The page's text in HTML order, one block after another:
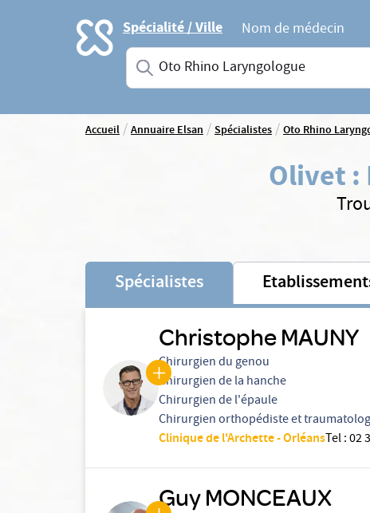
Accueil Spécialité / Ville
Nom de médecin
Saisissez une spécialité ou un service
Accueil/Annuaire Elsan/Spécialistes/Oto Rhino
Olivet :
Spécialistes
Christophe MAUNY
Chirurgien du genou
Chirurgien de la hanche
Chirurgien de l'épaule
Chirurgien orthopédiste et
Clinique de l'Archette - OrléansTel:02
Guy MONCEAUX